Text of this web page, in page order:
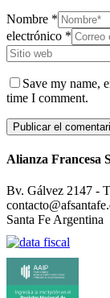
Nombre *
electrónico *
Save my name,
time I comment.
Alianza Francesa
Bv. Gálvez 2147 -
Santa Fe Argentina